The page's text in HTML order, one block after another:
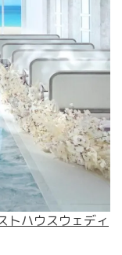
トハウスウェディ